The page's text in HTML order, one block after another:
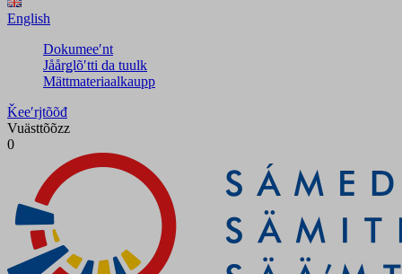
English
Dokumeeʹnt
Jåårǥlõʹtti da tuulk
Mättmateriaalkaupp
Ǩeeʹrjtõõđ
Vuästtõõzz
0